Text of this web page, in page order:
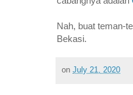
Nah, buat teman-
Bekasi.
on July 21, 2020